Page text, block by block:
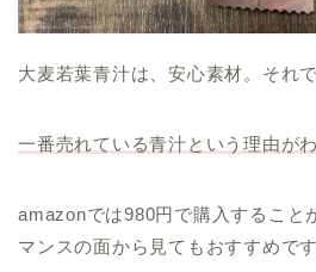
大麦若葉青汁は、安心素材。それ
一番売れている青汁という理由が
amazonでは980円で購入すること
マンスの面から見てもおすすめです